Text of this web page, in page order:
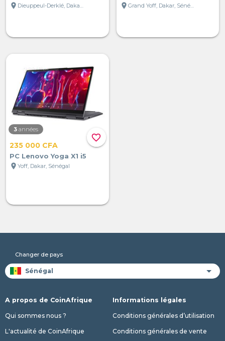
location_on
location_on
Grand Yoff, Dakar, Sénégal
favorite_border
3 années
235 000 CFA
PC Lenovo Yoga X1 i5
location_on Yoff, Dakar, Sénégal
Changer de pays
A propos de CoinAfrique
Qui sommes nous ?
L'actualité de CoinAfrique
Informations légales
Conditions générales d’utilisation
Conditions générales de vente